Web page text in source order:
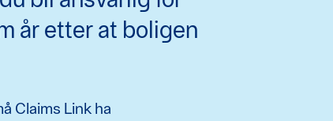
år etter at boligen
Claims Link ha